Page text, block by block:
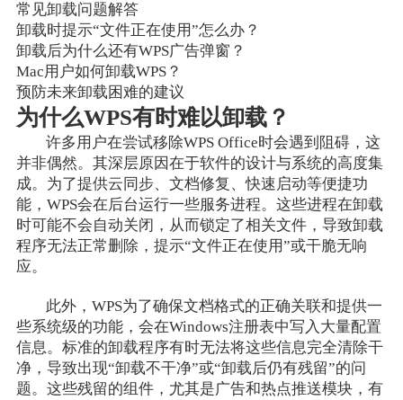
常见卸载问题解答
卸载时提示“文件正在使用”怎么办？
卸载后为什么还有WPS广告弹窗？
Mac用户如何卸载WPS？
预防未来卸载困难的建议
为什么WPS有时难以卸载？
许多用户在尝试移除WPS Office时会遇到阻碍，这
并非偶然。其深层原因在于软件的设计与系统的高度集
成。为了提供云同步、文档修复、快速启动等便捷功
能，WPS会在后台运行一些服务进程。这些进程在卸载
时可能不会自动关闭，从而锁定了相关文件，导致卸载
程序无法正常删除，提示“文件正在使用”或干脆无响
应。
此外，WPS为了确保文档格式的正确关联和提供一
些系统级的功能，会在Windows注册表中写入大量配置
信息。标准的卸载程序有时无法将这些信息完全清除干
净，导致出现“卸载不干净”或“卸载后仍有残留”的问
题。这些残留的组件，尤其是广告和热点推送模块，有